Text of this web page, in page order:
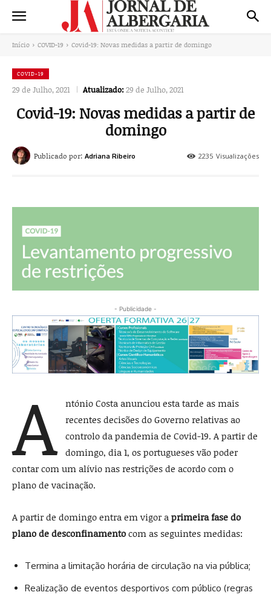
Início COVID-19 Covid-19: Novas medidas a partir de domingo
COVID-19
29 de Julho, 2021 Atualizado:29 de Julho, 2021
Covid-19: Novas medidas a partir de
domingo
2235 Visualizações
Publicado por: Adriana Ribeiro
- Publicidade -
A
ntónio Costa anunciou esta tarde as mais
recentes decisões do Governo relativas ao
controlo da pandemia de Covid-19. A partir de
domingo, dia 1, os portugueses vão poder
contar com um alívio nas restrições de acordo com o
plano de vacinação.
A partir de domingo entra em vigor a primeira fase do
plano de desconfinamento com as seguintes medidas:
Termina a limitação horária de circulação na via pública;
Realização de eventos desportivos com público (regras